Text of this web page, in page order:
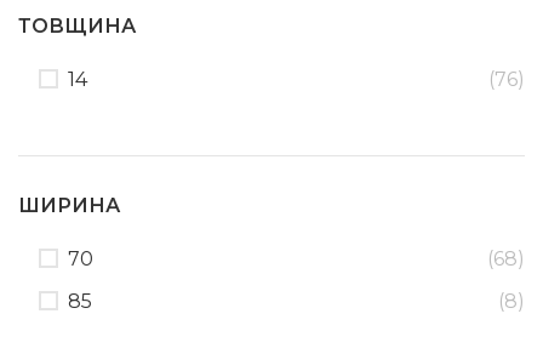
ТОВЩИНА
14 (76)
ШИРИНА
70
(68)
85
(8)